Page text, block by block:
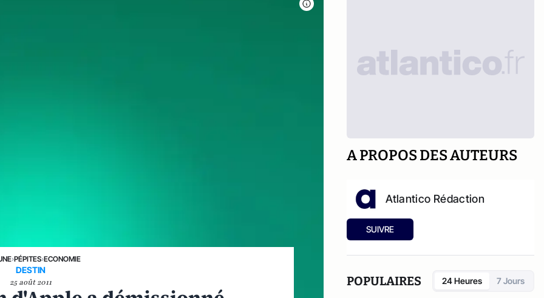
›PÉPITES›ECONOMIE
DESTIN
25 août 2011
A PROPOS DES AUTEURS
Atlantico Rédaction
SUIVRE
POPULAIRES 24 Heures 7 Jours